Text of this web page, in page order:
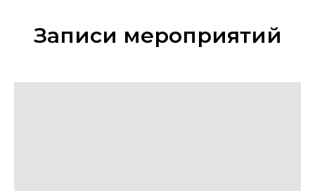
Записи мероприятий